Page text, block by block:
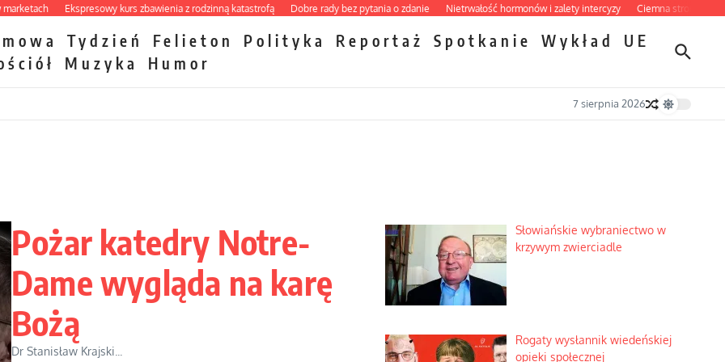
Ekspresowy kurs zbawienia z rodzinną katastrofą Dobre rady bez pytania o zdanie Nietrwałość hormonów i zalety intercyzy Ciemna strona
Tydzień Felieton Polityka Reportaż Spotkanie Wykład
UE
Muzyka Humor
7 sierpnia 2026
Pożar katedry Notre-
Dame wygląda na karę
Bożą
Dr Stanisław Krajski...
Słowiańskie wybraniectwo w
krzywym zwierciadle
Rogaty wysłannik wiedeńskiej
opieki społecznej